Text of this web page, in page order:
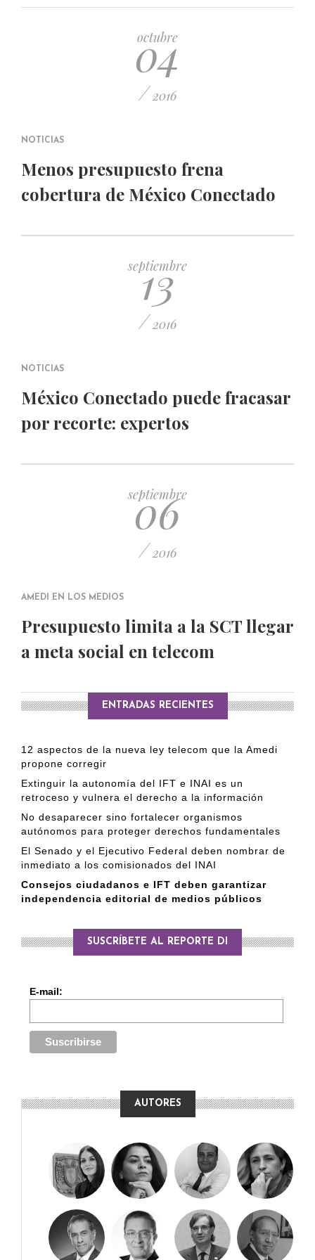
octubre
04
/ 2016
NOTICIAS
Menos presupuesto frena
cobertura de México Conectado
septiembre
13
/ 2016
NOTICIAS
México Conectado puede fracasar
por recorte: expertos
septiembre
06
/ 2016
AMEDI EN LOS MEDIOS
Presupuesto limita a la SCT llegar
a meta social en telecom
ENTRADAS RECIENTES
12 aspectos de la nueva ley telecom que la Amedi
propone corregir
Extinguir la autonomía del IFT e INAI es un
retroceso y vulnera el derecho a la información
No desaparecer sino fortalecer organismos
autónomos para proteger derechos fundamentales
El Senado y el Ejecutivo Federal deben nombrar de
inmediato a los comisionados del INAI
Consejos ciudadanos e IFT deben garantizar
independencia editorial de medios públicos
SUSCRÍBETE AL REPORTE DI
E-mail:
AUTORES